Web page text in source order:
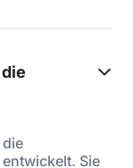
Sie